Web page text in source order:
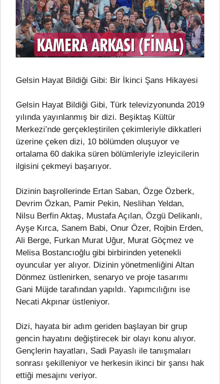
Gelsin Hayat Bildiği Gibi: Bir İkinci Şans Hikayesi
Gelsin Hayat Bildiği Gibi, Türk televizyonunda 2019
yılında yayınlanmış bir dizi. Beşiktaş Kültür
Merkezi’nde gerçekleştirilen çekimleriyle dikkatleri
üzerine çeken dizi, 10 bölümden oluşuyor ve
ortalama 60 dakika süren bölümleriyle izleyicilerin
ilgisini çekmeyi başarıyor.
Dizinin başrollerinde Ertan Saban, Özge Özberk,
Devrim Özkan, Pamir Pekin, Neslihan Yeldan,
Nilsu Berfin Aktaş, Mustafa Açılan, Özgü Delikanlı,
Ayşe Kırca, Sanem Babi, Onur Özer, Rojbin Erden,
Ali Berge, Furkan Murat Uğur, Murat Göçmez ve
Melisa Bostancıoğlu gibi birbirinden yetenekli
oyuncular yer alıyor. Dizinin yönetmenliğini Altan
Dönmez üstlenirken, senaryo ve proje tasarımı
Gani Müjde tarafından yapıldı. Yapımcılığını ise
Necati Akpınar üstleniyor.
Dizi, hayata bir adım geriden başlayan bir grup
gencin hayatını değiştirecek bir olayı konu alıyor.
Gençlerin hayatları, Sadi Payaslı ile tanışmaları
sonrası şekilleniyor ve herkesin ikinci bir şansı hak
ettiği mesajını veriyor.